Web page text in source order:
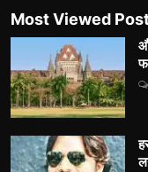
Most Viewed